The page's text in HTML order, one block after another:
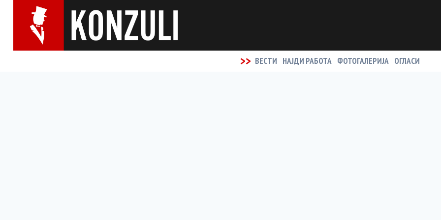
>> ВЕСТИ НАЈДИ РАБОТА ФОТОГАЛЕРИЈА ОГЛАСИ